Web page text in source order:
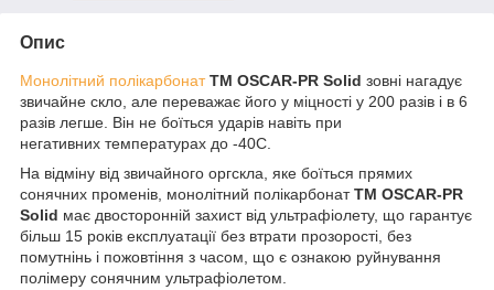
Опис
Монолітний полікарбонат ТМ OSCAR-PR Solid зовні нагадує
звичайне скло, але переважає його у міцності у 200 разів і в 6
разів легше. Він не боїться ударів навіть при
негативних температурах до -40С.
На відміну від звичайного оргскла, яке боїться прямих
сонячних променів, монолітний полікарбонатТМ OSCAR-PR
Solid має двосторонній захист від ультрафіолету, що гарантує
більш 15 років експлуатації без втрати прозорості, без
помутнінь і пожовтіння з часом, що є ознакою руйнування
полімеру сонячним ультрафіолетом.